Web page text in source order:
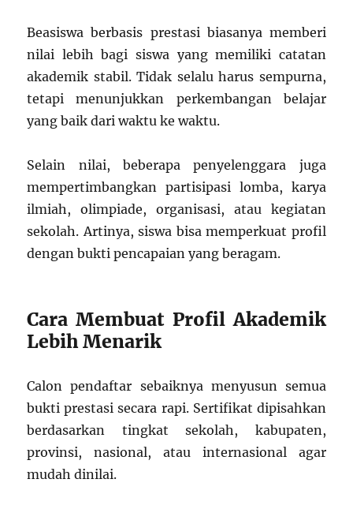
Beasiswa berbasis prestasi biasanya memberi
nilai lebih bagi siswa yang memiliki catatan
akademik stabil. Tidak selalu harus sempurna,
tetapi menunjukkan perkembangan belajar
yang baik dari waktu ke waktu.
Selain nilai, beberapa penyelenggara juga
mempertimbangkan partisipasi lomba, karya
ilmiah, olimpiade, organisasi, atau kegiatan
sekolah. Artinya, siswa bisa memperkuat profil
dengan bukti pencapaian yang beragam.
Cara Membuat Profil Akademik
Lebih Menarik
Calon pendaftar sebaiknya menyusun semua
bukti prestasi secara rapi. Sertifikat dipisahkan
berdasarkan tingkat sekolah, kabupaten,
provinsi, nasional, atau internasional agar
mudah dinilai.